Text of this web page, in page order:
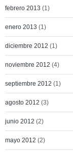
febrero 2013 (1)
enero 2013 (1)
diciembre 2012 (1)
noviembre 2012 (4)
septiembre 2012 (1)
agosto 2012 (3)
junio 2012 (2)
mayo 2012 (2)